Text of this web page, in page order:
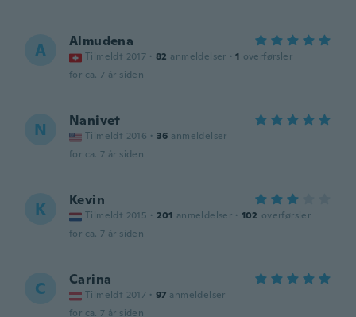
A Almudena
Tilmeldt 2017 · 82 anmeldelser · 1 overførsler
for ca. 7 år siden
N Nanivet
Tilmeldt 2016 · 36 anmeldelser
for ca. 7 år siden
K Kevin
Tilmeldt 2015 · 201 anmeldelser · 102 overførsler
for ca. 7 år siden
C Carina
Tilmeldt 2017 · 97 anmeldelser
for ca. 7 år siden